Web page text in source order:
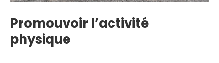
Promouvoir l’activité
physique